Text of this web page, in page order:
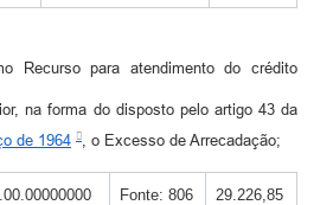
Recurso para atendimento do crédito
na forma do disposto pelo artigo 43 da
de 1964
, o Excesso de Arrecadação;
Fonte: 806 29.226,85